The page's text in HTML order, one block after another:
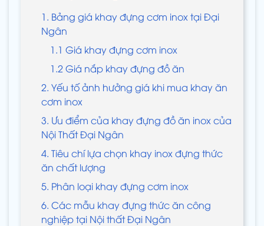
1. Bảng giá khay đựng cơm inox tại Đại
Ngân
1.1 Giá khay đựng cơm inox
1.2 Giá nắp khay đựng đồ ăn
2. Yếu tố ảnh hưởng giá khi mua khay ăn
cơm inox
3. Ưu điểm của khay đựng đồ ăn inox của
Nội Thất Đại Ngân
4. Tiêu chí lựa chọn khay inox đựng thức
ăn chất lượng
5. Phân loại khay đựng cơm inox
6. Các mẫu khay đựng thức ăn công
nghiệp tại Nội thất Đại Ngân